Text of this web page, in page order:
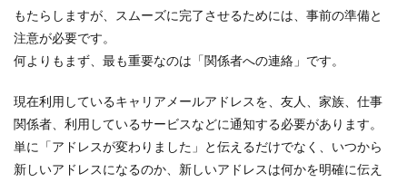
もたらしますが、スムーズに完了させるためには、事前の準備と
注意が必要です。
何よりもまず、最も重要なのは「関係者への連絡」です。
現在利用しているキャリアメールアドレスを、友人、家族、仕事
関係者、利用しているサービスなどに通知する必要があります。
単に「アドレスが変わりました」と伝えるだけでなく、いつから
新しいアドレスになるのか、新しいアドレスは何かを明確に伝え